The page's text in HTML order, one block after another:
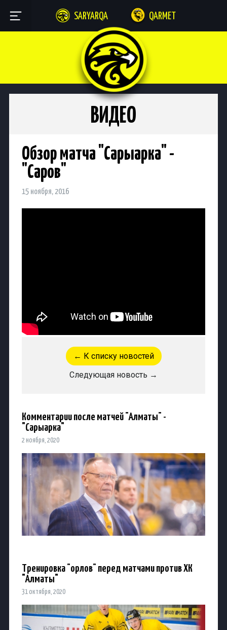
SARYARQA QARMET
ВИДЕО
Обзор матча "Сарыарка" -
"Саров"
15 ноября, 2016
← К списку новостей
Следующая новость →
Комментарии после матчей "Алматы" -
"Сарыарка"
2 ноября, 2020
Тренировка "орлов" перед матчами против ХК
"Алматы"
31 октября, 2020